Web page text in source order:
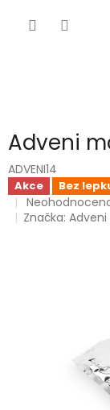
Adveni
ADVENI14
Akce Bez
Průměrné
hodnocení
Značka: